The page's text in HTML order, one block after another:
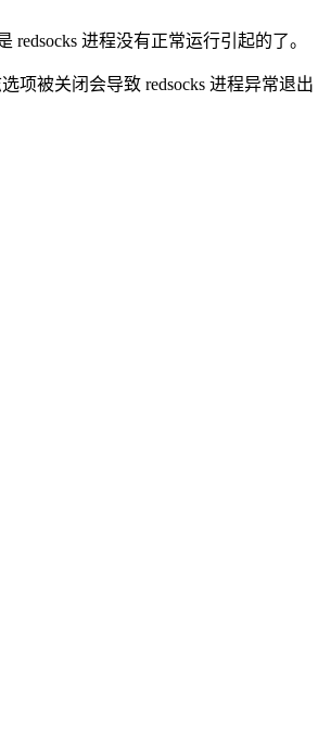
redsocks 进程没有正常运行引起的了。
项被关闭会导致 redsocks 进程异常退出